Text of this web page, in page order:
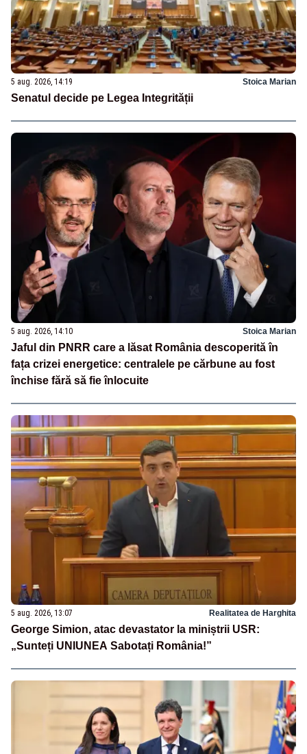
5 aug. 2026, 14:19 Stoica Marian
Senatul decide pe Legea Integrității
5 aug. 2026, 14:10 Stoica Marian
Jaful din PNRR care a lăsat România descoperită în
fața crizei energetice: centralele pe cărbune au fost
închise fără să fie înlocuite
5 aug. 2026, 13:07 Realitatea de Harghita
George Simion, atac devastator la miniștrii USR:
„Sunteți UNIUNEA Sabotați România!”